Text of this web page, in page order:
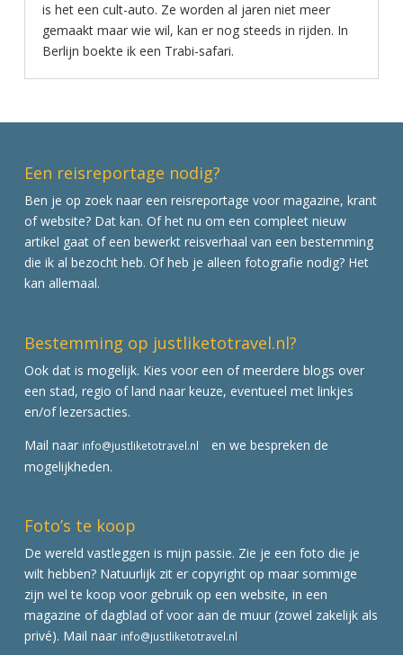
is het een cult-auto. Ze worden al jaren niet meer
gemaakt maar wie wil, kan er nog steeds in rijden. In
Berlijn boekte ik een Trabi-safari.
Een reisreportage nodig?
Ben je op zoek naar een reisreportage voor magazine, krant
of website? Dat kan. Of het nu om een compleet nieuw
artikel gaat of een bewerkt reisverhaal van een bestemming
die ik al bezocht heb. Of heb je alleen fotografie nodig? Het
kan allemaal.
Bestemming op justliketotravel.nl?
Ook dat is mogelijk. Kies voor een of meerdere blogs over
een stad, regio of land naar keuze, eventueel met linkjes
en/of lezersacties.
Mail naar info@justliketotravel.nl
en we bespreken de
mogelijkheden.
Foto’s te koop
De wereld vastleggen is mijn passie. Zie je een foto die je
wilt hebben? Natuurlijk zit er copyright op maar sommige
zijn wel te koop voor gebruik op een website, in een
magazine of dagblad of voor aan de muur (zowel zakelijk als
privé). Mail naar info@justliketotravel.nl